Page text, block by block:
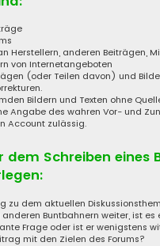
Herstellern, anderen Beiträgen,
von Internetangeboten
(oder Teilen davon) und
Bildern und Texten ohne
Angabe des wahren Vor- und
Account zulässig.
dem Schreiben eines
zu dem aktuellen
Buntbahnern weiter, ist es
Frage oder ist er wenigstens
mit den Zielen des Forums?